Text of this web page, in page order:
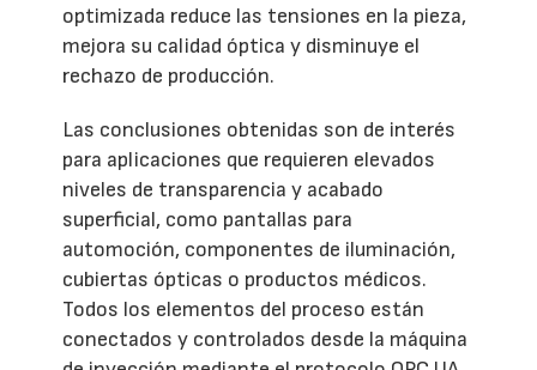
optimizada reduce las tensiones en la pieza,
mejora su calidad óptica y disminuye el
rechazo de producción.
Las conclusiones obtenidas son de interés
para aplicaciones que requieren elevados
niveles de transparencia y acabado
superficial, como pantallas para
automoción, componentes de iluminación,
cubiertas ópticas o productos médicos.
Todos los elementos del proceso están
conectados y controlados desde la máquina